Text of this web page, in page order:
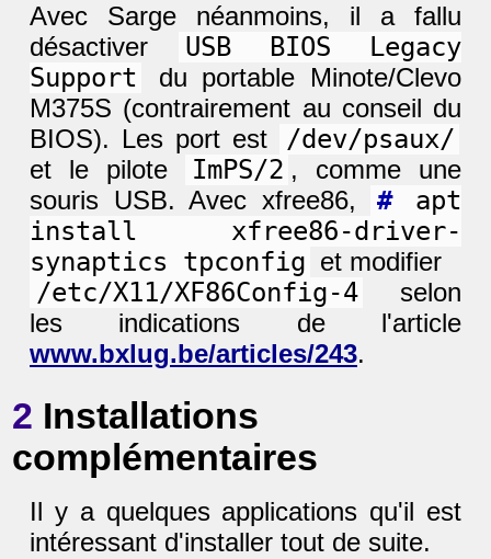
Avec Sarge néanmoins, il a fallu
désactiver
USB BIOS Legacy
Support
du portable Minote/Clevo
M375S (contrairement au conseil du
BIOS). Les port est
/dev/psaux/
et le pilote ImPS/2 , comme une
souris USB. Avec xfree86,
#apt
install xfree86-driver-
synaptics tpconfig et modifier
/etc/X11/XF86Config-4
selon
les indications de l'article
www.bxlug.be/articles/243.
2 Installations
complémentaires
Il y a quelques applications qu'il est
intéressant d'installer tout de suite.